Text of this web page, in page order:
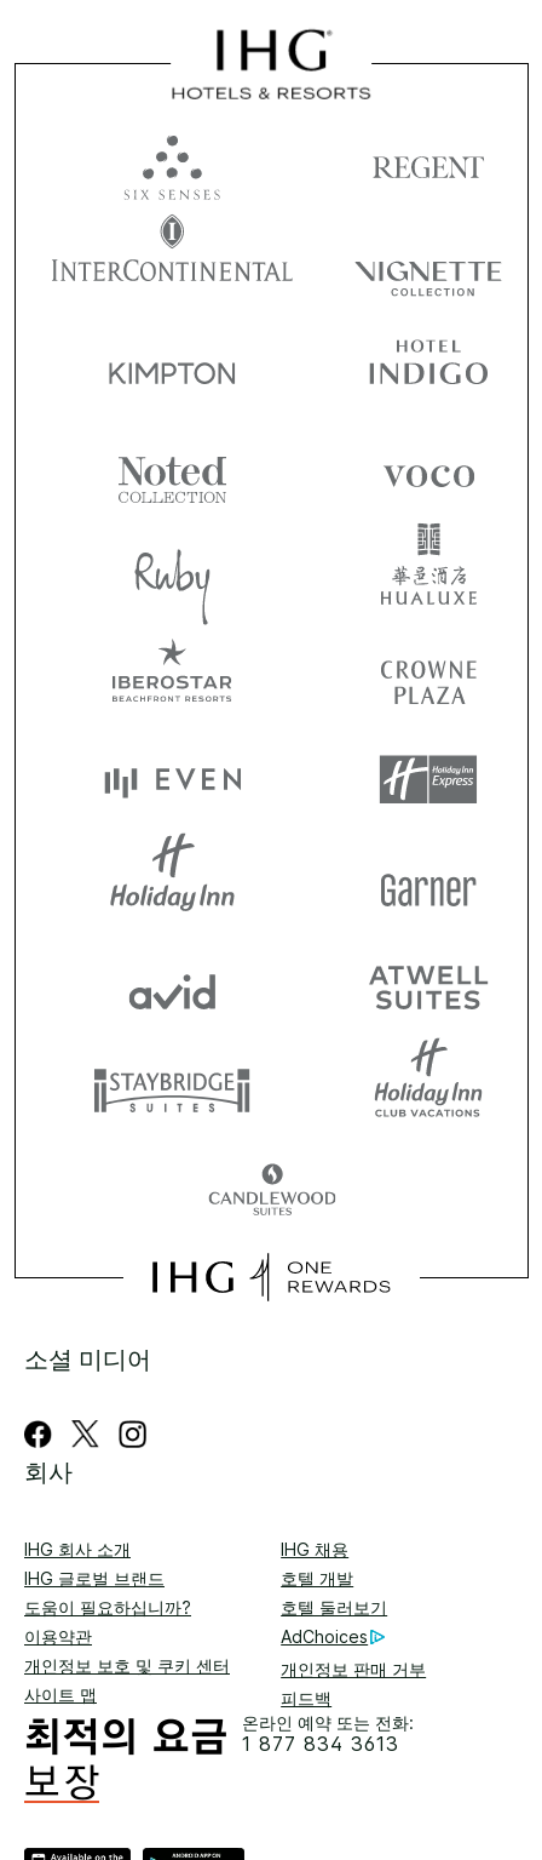
소셜 미디어
회사
IHG 회사 소개
IHG 채용
IHG 글로벌 브랜드
호텔 개발
도움이 필요하십니까?
호텔 둘러보기
이용약관
AdChoices
개인정보 보호 및 쿠키 센터
개인정보 판매 거부
사이트 맵
피드백
온라인 예약 또는 전화:
1 877 834 3613